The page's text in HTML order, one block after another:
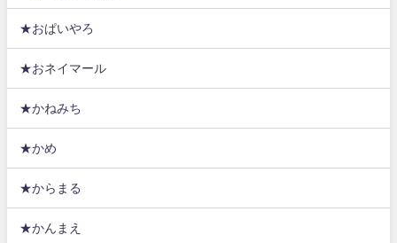
★おぱいやろ
★おネイマール
★かねみち
★かめ
★からまる
★かんまえ